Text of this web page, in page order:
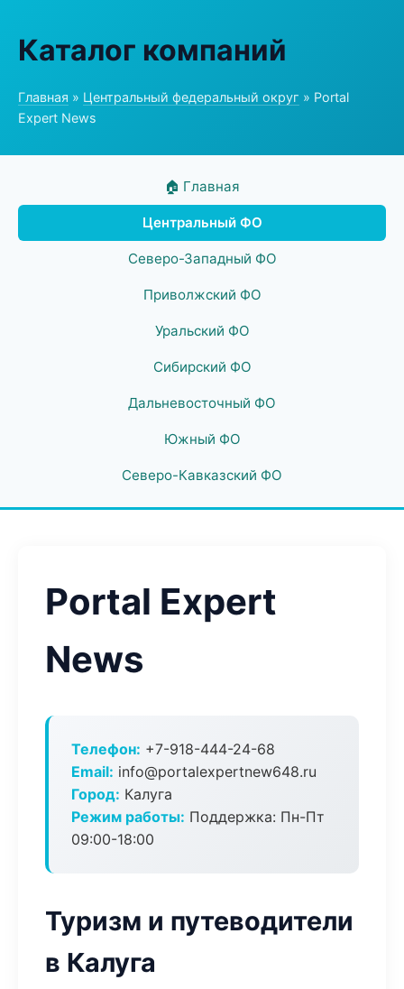
Каталог компаний
Главная » Центральный федеральный округ » Portal
Expert News
🏠 Главная
Центральный ФО
Северо-Западный ФО
Приволжский ФО
Уральский ФО
Сибирский ФО
Дальневосточный ФО
Южный ФО
Северо-Кавказский ФО
Portal Expert
News
Телефон: +7-918-444-24-68
Email: info@portalexpertnew648.ru
Город: Калуга
Режим работы: Поддержка: Пн-Пт
09:00-18:00
Туризм и путеводители
в Калуга